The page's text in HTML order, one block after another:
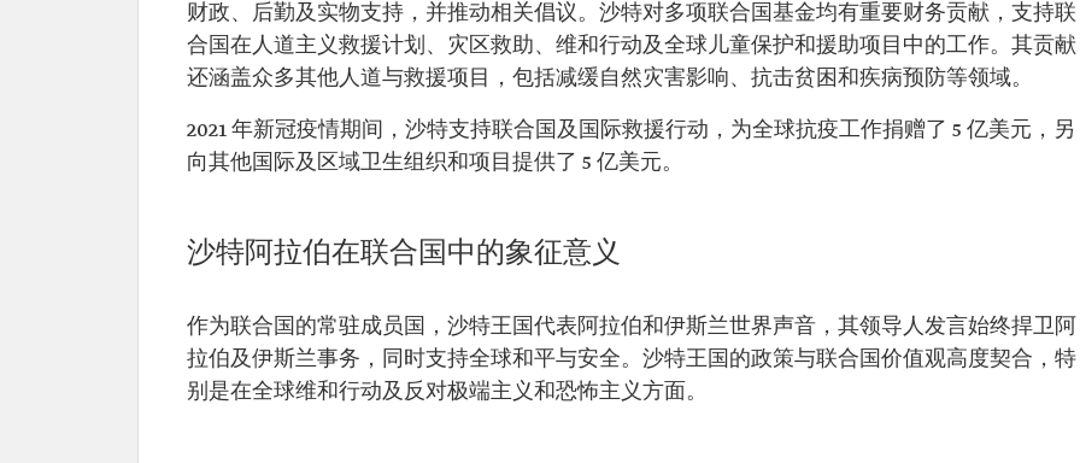
财政、后勤及实物支持，并推动相关倡议。沙特对多项联合国基金均有重要财务贡献，支持联
合国在人道主义救援计划、灾区救助、维和行动及全球儿童保护和援助项目中的工作。其贡献
还涵盖众多其他人道与救援项目，包括减缓自然灾害影响、抗击贫困和疾病预防等领域。
2021 年新冠疫情期间，沙特支持联合国及国际救援行动，为全球抗疫工作捐赠了 5 亿美元，另
向其他国际及区域卫生组织和项目提供了 5 亿美元。
沙特阿拉伯在联合国中的象征意义
作为联合国的常驻成员国，沙特王国代表阿拉伯和伊斯兰世界声音，其领导人发言始终捍卫阿
拉伯及伊斯兰事务，同时支持全球和平与安全。沙特王国的政策与联合国价值观高度契合，特
别是在全球维和行动及反对极端主义和恐怖主义方面。